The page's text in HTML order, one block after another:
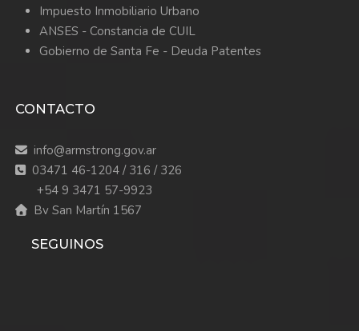
Impuesto Inmobiliario Urbano
ANSES - Constancia de CUIL
Gobierno de Santa Fe - Deuda Patentes
CONTACTO
info@armstrong.gov.ar
03471 46-1204 / 316 / 326
+54 9 3471 57-9923
Bv San Martín 1567
SEGUINOS